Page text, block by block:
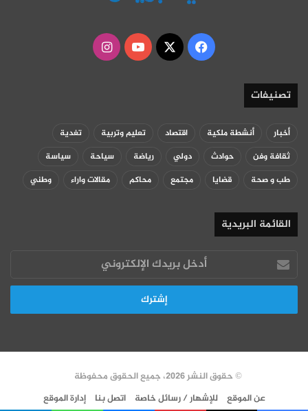
فيسبوك
‫X
‫YouTubeانستقرام
تصنيفات
أخبار أنشطة ملكية اقتصاد تعليم وتربية
تغدية
ثقافة وفن
حوادث دولي رياضة سياحة
سياسة
طب و صحة
قضايا مجتمع محاكم مقالات واراء وطني
القائمة البريدية
أدخل
بريدك
الإلكتروني
© حقوق النشر 2026، جميع الحقوق محفوظة
عن الموقع
للإشهار / رسائل خاصة اتصل بنا إدارة الموقع